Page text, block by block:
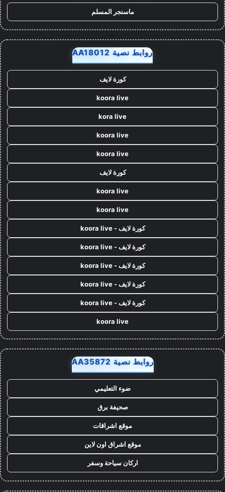
ماسنجر المسلم
روابط نصية AA18012
كورة لايف
koora live
kora live
koora live
koora live
كورة لايف
koora live
koora live
كورة لايف - koora live
كورة لايف - koora live
كورة لايف - koora live
كورة لايف - koora live
كورة لايف - koora live
koora live
روابط نصية AA35872
ضوء التعليمي
صحيفة برق
موقع اشراقات
موقع اشراق اون لاين
اركان سياحة وسفر